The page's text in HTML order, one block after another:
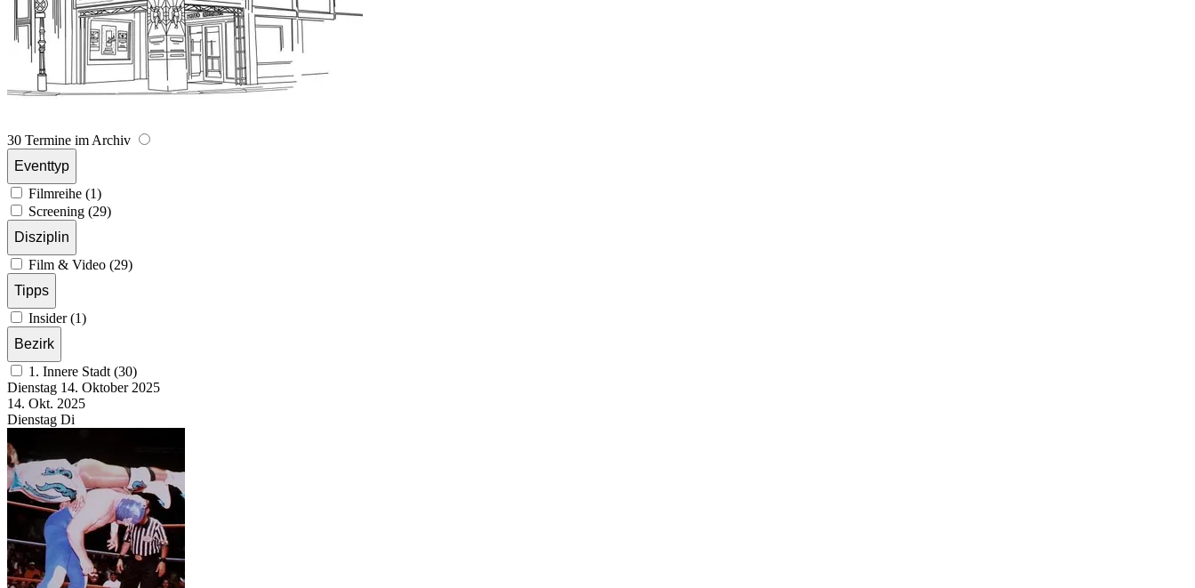
30 Termine im Archiv
Eventtyp
Filmreihe (1)
Screening (29)
Disziplin
Film & Video (29)
Tipps
Insider (1)
Bezirk
1. Innere Stadt (30)
Dienstag 14. Oktober 2025
14. Okt. 2025
Dienstag Di